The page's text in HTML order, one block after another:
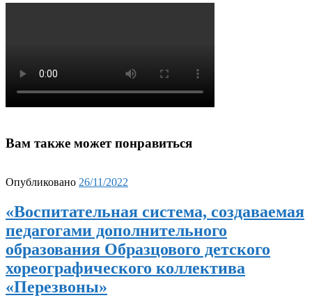
Вам также может понравиться
Опубликовано 26/11/2022
«Воспитательная система, создаваемая
педагогами дополнительного
образования Образцового детского
хореографического коллектива
«Перезвоны»